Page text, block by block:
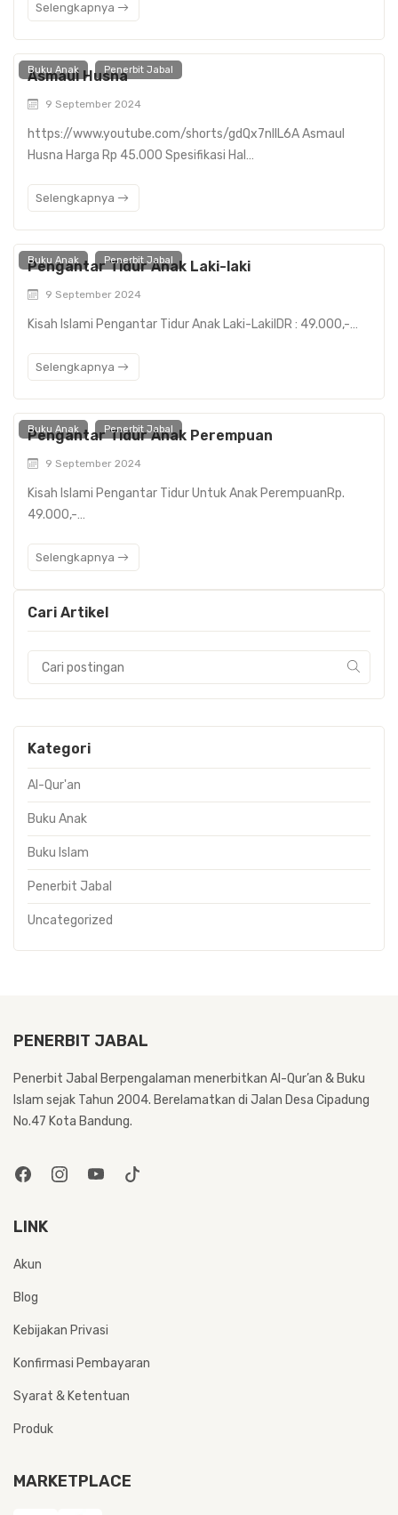
Selengkapnya
Buku Anak Penerbit Jabal
Asmaul Husna
9 September 2024
https://www.youtube.com/shorts/gdQx7nIIL6A Asmaul
Husna Harga Rp 45.000 Spesifikasi Hal…
Selengkapnya
Buku Anak Penerbit Jabal
Pengantar Tidur Anak Laki-laki
9 September 2024
Kisah Islami Pengantar Tidur Anak Laki-LakiIDR : 49.000,-…
Selengkapnya
Buku Anak Penerbit Jabal
Pengantar Tidur Anak Perempuan
9 September 2024
Kisah Islami Pengantar Tidur Untuk Anak PerempuanRp.
49.000,-…
Selengkapnya
Cari Artikel
Kategori
Al-Qur'an
Buku Anak
Buku Islam
Penerbit Jabal
Uncategorized
PENERBIT JABAL
Penerbit Jabal Berpengalaman menerbitkan Al-Qur’an & Buku
Islam sejak Tahun 2004. Berelamatkan di Jalan Desa Cipadung
No.47 Kota Bandung.
LINK
Akun
Blog
Kebijakan Privasi
Konfirmasi Pembayaran
Syarat & Ketentuan
Produk
MARKETPLACE